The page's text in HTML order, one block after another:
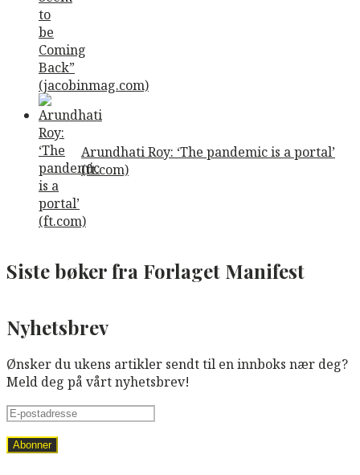
Arundhati Roy: ‘The pandemic is a portal’
(ft.com)
Siste bøker fra Forlaget Manifest
Nyhetsbrev
Ønsker du ukens artikler sendt til en innboks nær deg?
Meld deg på vårt nyhetsbrev!